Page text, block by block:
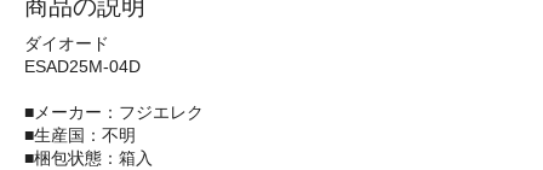
商品の説明
ダイオード
ESAD25M-04D
■メーカー：フジエレク
■生産国：不明
■梱包状態：箱入